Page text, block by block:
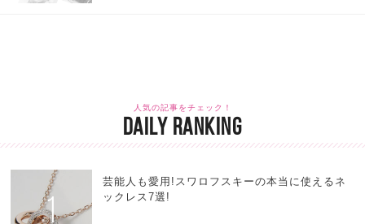
人気の記事をチェック！
DAILY RANKING
1
芸能人も愛用!スワロフスキーの本当に使えるネ
ックレス7選!